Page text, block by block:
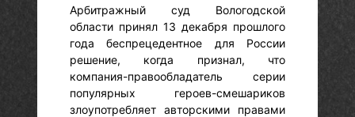
Арбитражный суд Вологодской
области принял 13 декабря прошлого
года беспрецедентное для России
решение, когда признал, что
компания-правообладатель серии
популярных героев-смешариков
злоупотребляет авторскими правами